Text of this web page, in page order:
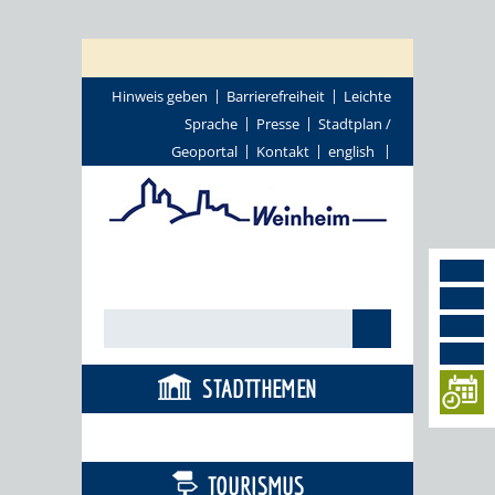
Hinweis geben Barrierefreiheit
Leichte
Sprache
Presse
Stadtplan /
Geoportal
Kontakt english
STADTTHEMEN
TOURISMUS